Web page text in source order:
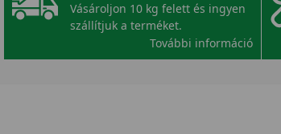
Vásároljon 10 kg felett és ingyen
szállítjuk a terméket.
További információ